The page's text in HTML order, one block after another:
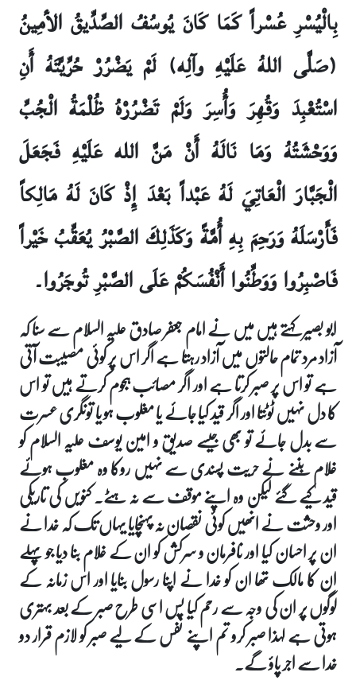
بِالْيُسْرِ عُسْراً كَمَا كَانَ يُوسُفُ الصِّدِّيقُ الأمِينُ
(صَلَّى اللهُ عَلَيْهِ وآلِه) لَمْ يَضْرُرْ حُرِّيَّتَهُ أَنِ
اسْتُعْبِدَ وَقُهِرَ وَأُسِرَ وَلَمْ تَضْرُرْهُ ظُلْمَةُ الْجُبِّ
وَوَحْشَتُهُ وَمَا نَالَهُ أَنْ مَنَّ الله عَلَيْهِ فَجَعَلَ
الْجَبَّارَ الْعَاتِيَ لَهُ عَبْداً بَعْدَ إِذْ كَانَ لَهُ مَالِكاً
فَأَرْسَلَهُ وَرَحِمَ بِهِ أُمَّةً وَكَذَلِكَ الصَّبْرُ يُعَقِّبُ خَيْراً
فَاصْبِرُوا وَوَطِّنُوا أَنْفُسَكُمْ عَلَى الصَّبْرِ تُوجَرُوا۔
ابو بصیر کہتے ہیں میں نے امام جعفر صادق علیہ السلام سے سنا کہ
آزاد مرد تمام حالتوں میں آزاد رہتا ہے اگر اس پر کوئی مصیبت آتی
ہے تو اس پر صبر کرتا ہے اور اگر مصائب ہجوم کرتے ہیں تو اس
کا دل نہیں ٹوٹتا اور اگر قید کیا جائے یا مغلوب ہو یا تونگری عسرت
سے بدل جائے تو بھی جیسے صدیق و امین یوسف علیہ السلام کو
غلام بننے نے حریت پسندی سے نہیں روکا وہ مغلوب ہوئے
قید کیے گئے لیکن وہ اپنے موقف سے نہ ہٹے۔ کنویں کی تاریکی
اور وحشت نے انھیں کوئی نقصان نہ پہنچایا یہاں تک کہ خدا نے
ان پر احسان کیا اور نافرمان و سرکش کو ان کے غلام بنا دیا جو پہلے
ان کا مالک تھا ان کو خدا نے اپنا رسول بنایا اور اس زمانہ کے
لوگوں پر ان کی وجہ سے رحم کیا پس اسی طرح صبر کے بعد بہتری
ہوتی ہے لہذا صبر کرو تم اپنے نفس کے لیے صبر کو لازم قرار دو
خدا سے اجر پاؤ گے۔